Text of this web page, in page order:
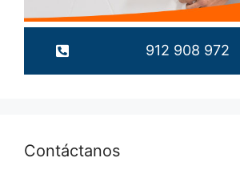
912 908 972
Contáctanos